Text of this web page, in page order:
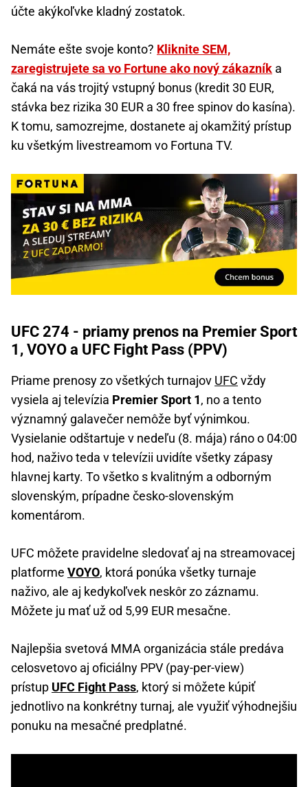
účte akýkoľvke kladný zostatok.
Nemáte ešte svoje konto? Kliknite SEM,
zaregistrujete sa vo Fortune ako nový zákazník a
čaká na vás trojitý vstupný bonus (kredit 30 EUR,
stávka bez rizika 30 EUR a 30 free spinov do kasína).
K tomu, samozrejme, dostanete aj okamžitý prístup
ku všetkým livestreamom vo Fortuna TV.
UFC 274 - priamy prenos na Premier Sport
1, VOYO a UFC Fight Pass (PPV)
Priame prenosy zo všetkých turnajov UFC vždy
vysiela aj televízia Premier Sport 1, no a tento
významný galavečer nemôže byť výnimkou.
Vysielanie odštartuje v nedeľu (8. mája) ráno o 04:00
hod, naživo teda v televízii uvidíte všetky zápasy
hlavnej karty. To všetko s kvalitným a odborným
slovenským, prípadne česko-slovenským
komentárom.
UFC môžete pravidelne sledovať aj na streamovacej
platforme VOYO, ktorá ponúka všetky turnaje
naživo, ale aj kedykoľvek neskôr zo záznamu.
Môžete ju mať už od 5,99 EUR mesačne.
Najlepšia svetová MMA organizácia stále predáva
celosvetovo aj oficiálny PPV (pay-per-view)
prístup UFC Fight Pass, ktorý si môžete kúpiť
jednotlivo na konkrétny turnaj, ale využiť výhodnejšiu
ponuku na mesačné predplatné.